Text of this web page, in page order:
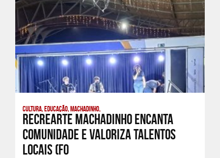
Cultura, Educação, Machadinho,
Recrearte Machadinho encanta
comunidade e valoriza talentos
locais (fo